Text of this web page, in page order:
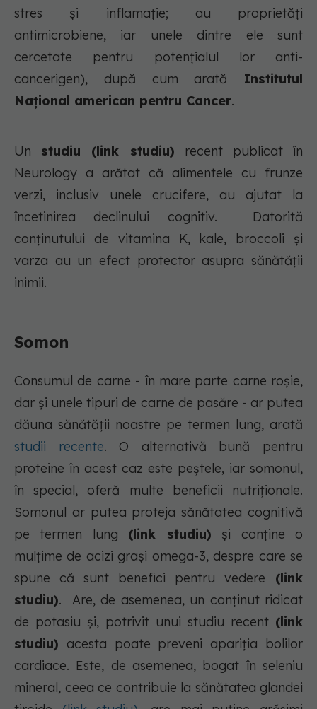
stres și inflamație; au proprietăți
antimicrobiene, iar unele dintre ele sunt
cercetate pentru potențialul lor anti-
cancerigen), după cum arată Institutul
Național american pentru Cancer.
Un studiu (link studiu) recent publicat în
Neurology a arătat că alimentele cu frunze
verzi, inclusiv unele crucifere, au ajutat la
încetinirea declinului cognitiv. Datorită
conținutului de vitamina K, kale, broccoli și
varza au un efect protector asupra sănătății
inimii.
Somon
Consumul de carne - în mare parte carne roșie,
dar și unele tipuri de carne de pasăre - ar putea
dăuna sănătății noastre pe termen lung, arată
studii recente. O alternativă bună pentru
proteine în acest caz este peștele, iar somonul,
în special, oferă multe beneficii nutriționale.
Somonul ar putea proteja sănătatea cognitivă
pe termen lung (link studiu) și conține o
mulțime de acizi grași omega-3, despre care se
spune că sunt benefici pentru vedere (link
studiu). Are, de asemenea, un conținut ridicat
de potasiu și, potrivit unui studiu recent (link
studiu) acesta poate preveni apariția bolilor
cardiace. Este, de asemenea, bogat în seleniu
mineral, ceea ce contribuie la sănătatea glandei